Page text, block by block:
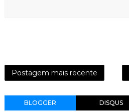
Postagem mais recente
BLOGGER DISQUS